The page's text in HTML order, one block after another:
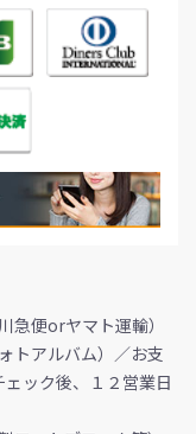
便orヤマト運輸）
トアルバム）／お支
ック後、１２営業日